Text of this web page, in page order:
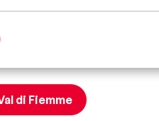
di Fiemme